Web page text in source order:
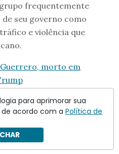
frequentemente
seu governo como
e violência que
morto em
para aprimorar sua
acordo com a Política de